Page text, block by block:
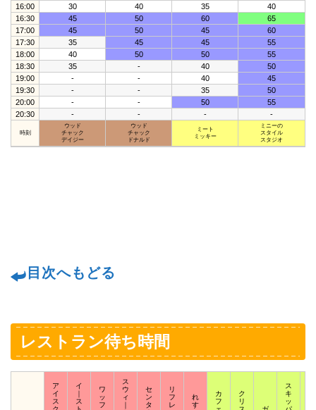
16:00
30 40 35
40
16:30
45 50 60
65
17:00
45 50 45
60
17:30
35 45 45
55
18:00
40 50 50
55
18:30
35 - 40
50
19:00
- - 40
45
19:30
- - 35
50
20:00
- - 50
55
20:30
- - - -
時刻
ウッド
チャック
デイジー
ウッド
チャック
ドナルド
ミート
ミッキー
ミニーの
スタイル
スタジオ
目次へもどる
レストラン待ち時間
ア
イ
ス
イ
ス
ワ
ッ
フ
ス
ウ
ィ
セ
ン
タ
リ
フ
レ
れ
す
カ
フ
ク
リ
ス
キ
ッ